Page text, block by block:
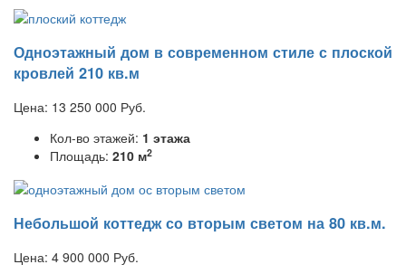
Одноэтажный дом в современном стиле с плоской
кровлей 210 кв.м
Цена: 13 250 000 Руб.
Кол-во этажей: 1 этажа
Площадь: 210 м2
Небольшой коттедж со вторым светом на 80 кв.м.
Цена: 4 900 000 Руб.